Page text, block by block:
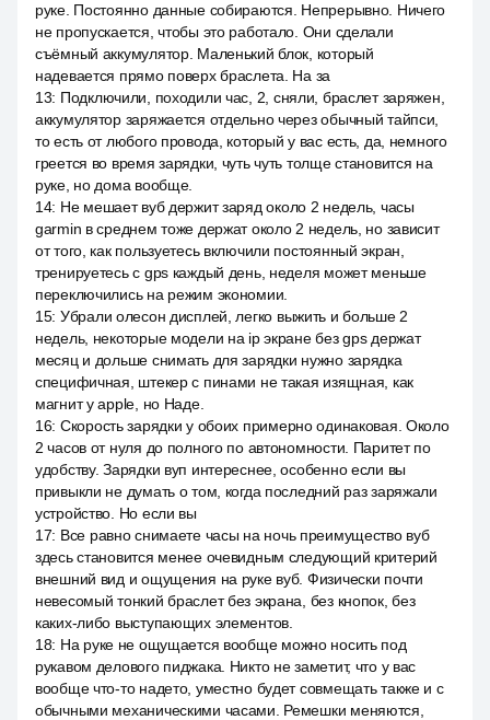
руке. Постоянно данные собираются. Непрерывно. Ничего
не пропускается, чтобы это работало. Они сделали
съёмный аккумулятор. Маленький блок, который
надевается прямо поверх браслета. На за
13: Подключили, походили час, 2, сняли, браслет заряжен,
аккумулятор заряжается отдельно через обычный тайпси,
то есть от любого провода, который у вас есть, да, немного
греется во время зарядки, чуть чуть толще становится на
руке, но дома вообще.
14: Не мешает вуб держит заряд около 2 недель, часы
garmin в среднем тоже держат около 2 недель, но зависит
от того, как пользуетесь включили постоянный экран,
тренируетесь с gps каждый день, неделя может меньше
переключились на режим экономии.
15: Убрали олесон дисплей, легко выжить и больше 2
недель, некоторые модели на ip экране без gps держат
месяц и дольше снимать для зарядки нужно зарядка
специфичная, штекер с пинами не такая изящная, как
магнит у apple, но Наде.
16: Скорость зарядки у обоих примерно одинаковая. Около
2 часов от нуля до полного по автономности. Паритет по
удобству. Зарядки вуп интереснее, особенно если вы
привыкли не думать о том, когда последний раз заряжали
устройство. Но если вы
17: Все равно снимаете часы на ночь преимущество вуб
здесь становится менее очевидным следующий критерий
внешний вид и ощущения на руке вуб. Физически почти
невесомый тонкий браслет без экрана, без кнопок, без
каких-либо выступающих элементов.
18: На руке не ощущается вообще можно носить под
рукавом делового пиджака. Никто не заметит, что у вас
вообще что-то надето, уместно будет совмещать также и с
обычными механическими часами. Ремешки меняются,